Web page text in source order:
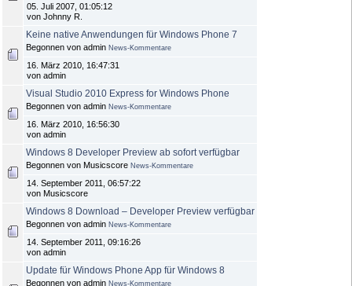
05. Juli 2007, 01:05:12
von Johnny R.
Keine native Anwendungen für Windows Phone 7
Begonnen von admin News-Kommentare
16. März 2010, 16:47:31
von admin
Visual Studio 2010 Express for Windows Phone
Begonnen von admin News-Kommentare
16. März 2010, 16:56:30
von admin
Windows 8 Developer Preview ab sofort verfügbar
Begonnen von Musicscore News-Kommentare
14. September 2011, 06:57:22
von Musicscore
Windows 8 Download – Developer Preview verfügbar
Begonnen von admin News-Kommentare
14. September 2011, 09:16:26
von admin
Update für Windows Phone App für Windows 8
Begonnen von admin News-Kommentare